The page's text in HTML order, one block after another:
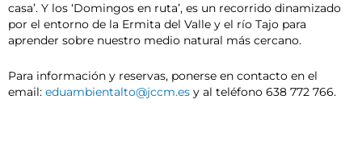
casa’. Y los ‘Domingos en ruta’, es un recorrido dinamizado
por el entorno de la Ermita del Valle y el río Tajo para
aprender sobre nuestro medio natural más cercano.
Para información y reservas, ponerse en contacto en el
email: eduambientalto@jccm.es y al teléfono 638 772 766.